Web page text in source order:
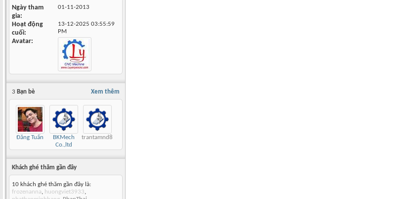
Ngày tham
gia
01-11-2013
Hoạt động
cuối
13-12-2025 03:55:59
PM
Avatar
Xem thêm
3 Bạn bè
Đăng Tuấn
BKMech
Co.,ltd
trantamnd89
Khách ghé thăm gần đây
10 khách ghé thăm gần đây là:
frozenanna, huongviet3933,